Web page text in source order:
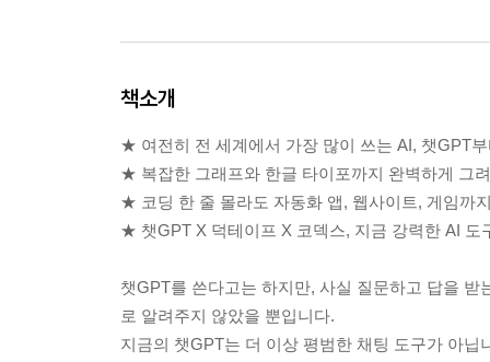
책소개
★ 여전히 전 세계에서 가장 많이 쓰는 AI, 챗GPT
★ 복잡한 그래프와 한글 타이포까지 완벽하게 그
★ 코딩 한 줄 몰라도 자동화 앱, 웹사이트, 게임까
★ 챗GPT X 덕테이프 X 코덱스, 지금 강력한 AI 도
챗GPT를 쓴다고는 하지만, 사실 질문하고 답을 받
로 알려주지 않았을 뿐입니다.
지금의 챗GPT는 더 이상 평범한 채팅 도구가 아